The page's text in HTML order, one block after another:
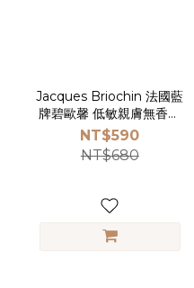
Jacques Briochin 法國藍
牌碧歐馨 低敏親膚無香洗
衣精2.27L
NT$590
NT$680